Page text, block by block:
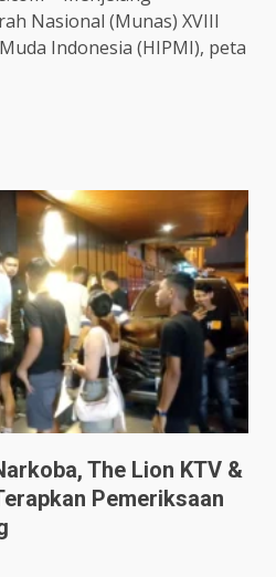
Nasional (Munas) XVIII
Indonesia (HIPMI), peta
The Lion KTV &
Pemeriksaan